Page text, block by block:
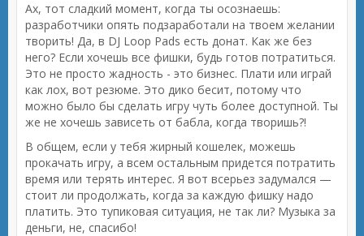
Ах, тот сладкий момент, когда ты осознаешь:
разработчики опять подзаработали на твоем желании
творить! Да, в DJ Loop Pads есть донат. Как же без
него? Если хочешь все фишки, будь готов потратиться.
Это не просто жадность - это бизнес. Плати или играй
как лох, вот резюме. Это дико бесит, потому что
можно было бы сделать игру чуть более доступной. Ты
же не хочешь зависеть от бабла, когда творишь?!
В общем, если у тебя жирный кошелек, можешь
прокачать игру, а всем остальным придется потратить
время или терять интерес. Я вот всерьез задумался —
стоит ли продолжать, когда за каждую фишку надо
платить. Это тупиковая ситуация, не так ли? Музыка за
деньги, не, спасибо!